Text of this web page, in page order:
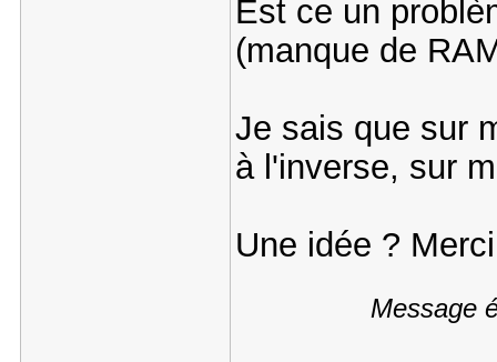
Est ce un
(manque de
Je sais que sur
à l'inverse, sur
Une idée ?
Message